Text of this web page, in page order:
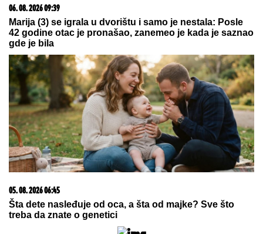
LANČANI SUDAR NA GAZELIJedna osoba odmah
prevezena u bolnicu, stvaraju se gužve
NAŠA PEVAČICA SE SRELA SA
MILANOM STANKOVIĆEM
Otkrila
detalje o pevaču koje javnost ne zna,
pomenula i njegov POVRATAK o kom
svi pričaju (VIDEO)
prazna" Skuplje nego na Sejšelima,
Holanđanki presela Crna Gora